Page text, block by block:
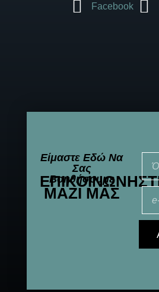
Facebook
Είμαστε Εδώ Να
Σας
Βοηθήσουμε
ΜΑΖΊ ΜΑΣ